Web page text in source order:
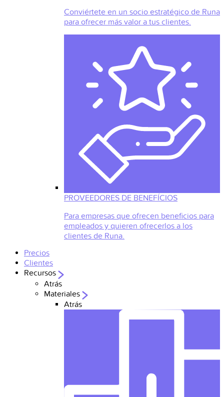
Conviértete en un socio estratégico de Runa
para ofrecer más valor a tus clientes.
PROVEEDORES DE BENEFÍCIOS
Para empresas que ofrecen beneficios para
empleados y quieren ofrecerlos a los
clientes de Runa.
Precios
Clientes
Recursos
Atrás
Materiales
Atrás